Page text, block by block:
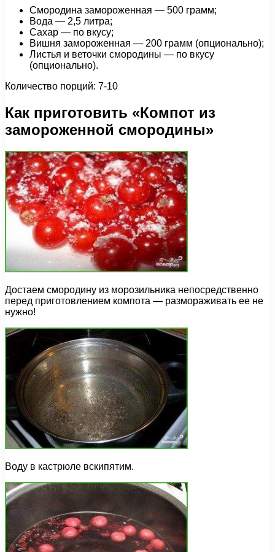
Смородина замороженная — 500 грамм;
Вода — 2,5 литра;
Сахар — по вкусу;
Вишня замороженная — 200 грамм (опционально);
Листья и веточки смородины — по вкусу
(опционально).
Количество порций: 7-10
Как приготовить «Компот из
замороженной смородины»
Достаем смородину из морозильника непосредственно
перед приготовлением компота — размораживать ее не
нужно!
Воду в кастрюле вскипятим.